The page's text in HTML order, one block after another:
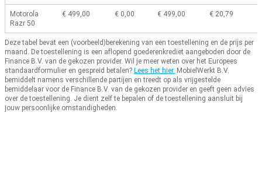
Motorola
Razr 50
€ 499,00 € 0,00 € 499,00 € 20,79
Deze tabel bevat een (voorbeeld)berekening van een toestellening en de prijs per
maand. De toestellening is een aflopend goederenkrediet aangeboden door de
Finance B.V. van de gekozen provider. Wil je meer weten over het Europees
standaardformulier en gespreid betalen? Lees het hier. MobielWerkt B.V.
bemiddelt namens verschillende partijen en treedt op als vrijgestelde
bemiddelaar voor de Finance B.V. van de gekozen provider en geeft geen advies
over de toestellening. Je dient zelf te bepalen of de toestellening aansluit bij
jouw persoonlijke omstandigheden.